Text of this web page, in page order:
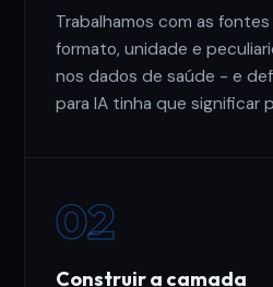
Trabalhamos com as
formato, unidade e
nos dados de saúde - e
para IA tinha que significar
02
Construir a camada